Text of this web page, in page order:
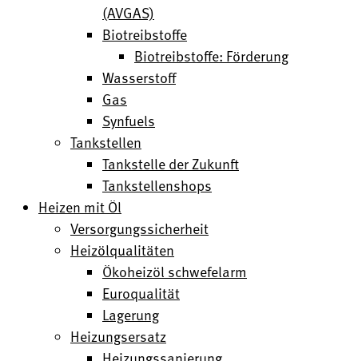
(AVGAS)
Biotreibstoffe
Biotreibstoffe: Förderung
Wasserstoff
Gas
Synfuels
Tankstellen
Tankstelle der Zukunft
Tankstellenshops
Heizen mit Öl
Versorgungssicherheit
Heizölqualitäten
Ökoheizöl schwefelarm
Euroqualität
Lagerung
Heizungsersatz